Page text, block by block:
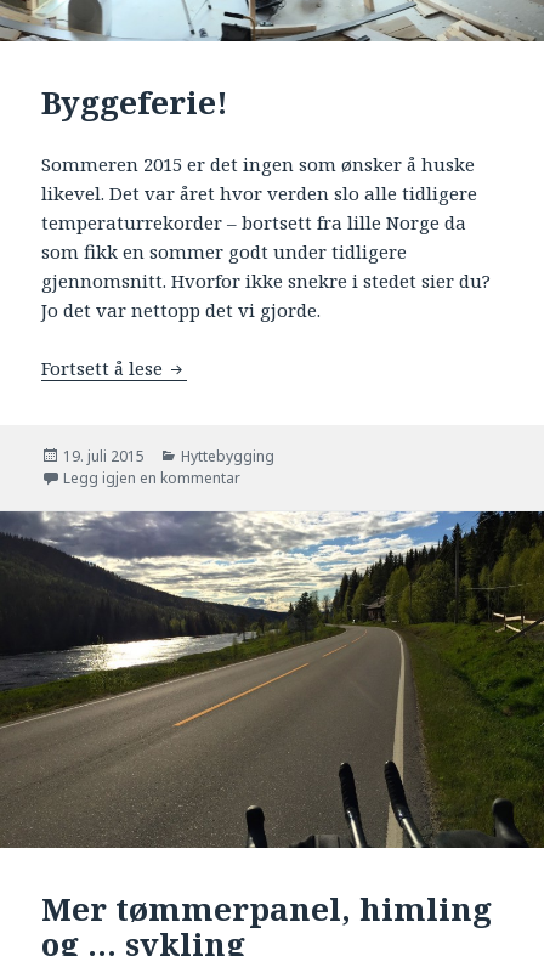
Byggeferie!
Sommeren 2015 er det ingen som ønsker å huske
likevel. Det var året hvor verden slo alle tidligere
temperaturrekorder – bortsett fra lille Norge da
som fikk en sommer godt under tidligere
gjennomsnitt. Hvorfor ikke snekre i stedet sier du?
Jo det var nettopp det vi gjorde.
Fortsett å lese Byggeferie!
Publisert
19. juli 2015 Kategorier
Hyttebygging
Legg igjen en kommentar
Mer tømmerpanel, himling
og … sykling